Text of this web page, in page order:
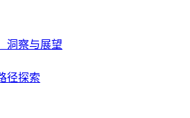
洞察与展望
径探索